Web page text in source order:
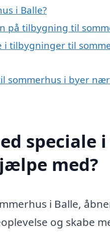
i Balle?
på tilbygning til
tilbygninger til
sommerhus i byer
med?
i Balle,
og skabe